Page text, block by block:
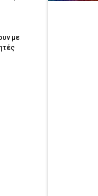
με